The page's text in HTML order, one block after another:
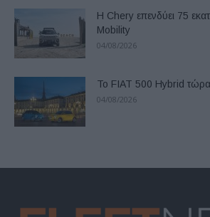
Η Chery επενδύει 75
Mobility
04/08/2026
Το FIAT 500 Hybrid
04/08/2026